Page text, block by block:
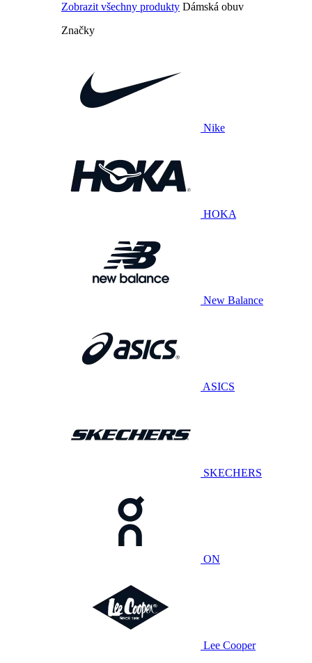
Zobrazit všechny produkty Dámská obuv
Značky
Nike
HOKA
New Balance
ASICS
SKECHERS
ON
Lee Cooper